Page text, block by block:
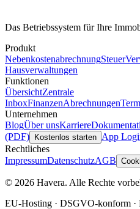
Das Betriebssystem für Ihre
Produkt
NebenkostenabrechnungSteuer
Hausverwaltungen
Funktionen
ÜbersichtZentrale
InboxFinanzenAbrechnungen
Unternehmen
BlogÜber unsKarriere
(PDF)
Kostenlos starten App
Rechtliches
ImpressumDatenschutzAGB
© 2026 Havera. Alle Rechte
EU-Hosting · DSGVO-konform ·